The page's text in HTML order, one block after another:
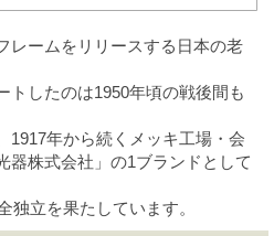
レームをリリースする日本の老
トしたのは1950年頃の戦後間も
1917年から続くメッキ工場・会
器株式会社」の1ブランドとして
独立を果たしています。